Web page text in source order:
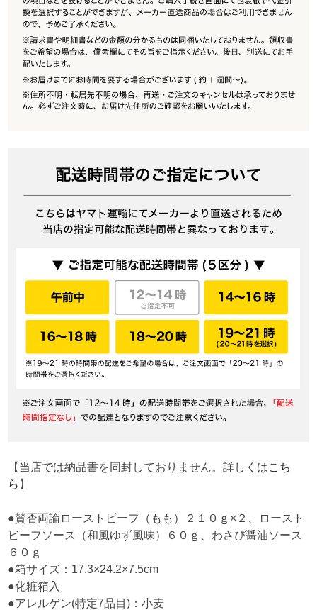
【当店では納品書を同封しておりません。詳しくはこち
ら 】
●賛否両論ローストビーフ（もも）２１０ｇ×２、ロースト
ビーフソース（和風ゆず風味）６０ｇ、わさび醤油ソース
６０ｇ
●箱サイズ：17.3×24.2×7.5cm
●化粧箱入
●アレルゲン(特定7品目)：小麦